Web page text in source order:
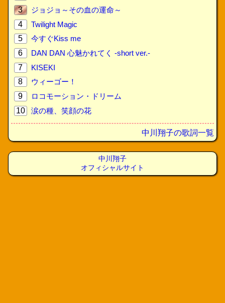
3
ジョジョ～その血の運命～
4
Twilight Magic
5
今すぐKiss me
6
DAN DAN 心魅かれてく -short ver.-
7
KISEKI
8
ウィーゴー！
9
ロコモーション・ドリーム
10
涙の種、笑顔の花
中川翔子の歌詞一覧
中川翔子
オフィシャルサイト